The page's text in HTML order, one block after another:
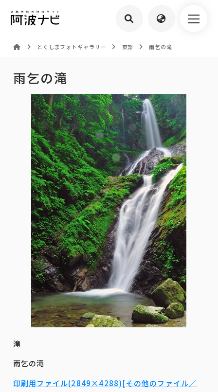
とくしまフォトギャラリー 東部 雨乞の滝
雨乞の滝
滝
雨乞の滝
印刷用ファイル(2849×4288)[その他のファイル／